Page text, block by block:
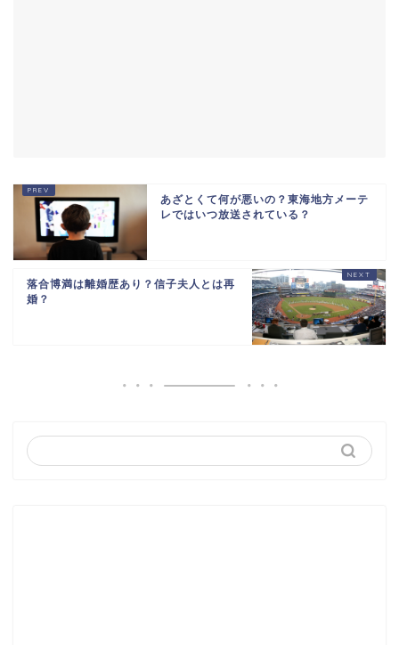
あざとくて何が悪いの？東海地方メーテ
レではいつ放送されている？
落合博満は離婚歴あり？信子夫人とは再
婚？